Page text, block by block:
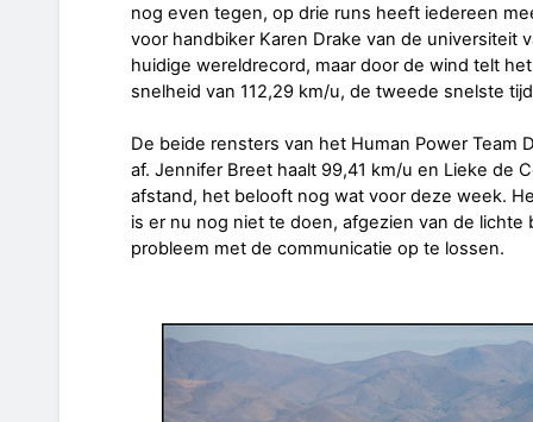
nog even tegen, op drie runs heeft iedereen
voor handbiker Karen Drake van de universiteit
huidige wereldrecord, maar door de wind telt
snelheid van 112,29 km/u, de tweede snelste
De beide rensters van het Human Power Team
af. Jennifer Breet haalt 99,41 km/u en Lieke de
afstand, het belooft nog wat voor deze week.
is er nu nog niet te doen, afgezien van de
probleem met de communicatie op te lossen.